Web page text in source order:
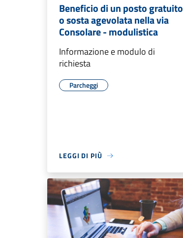
Beneficio di un posto gratuito
o sosta agevolata nella via
Consolare - modulistica
Informazione e modulo di
richiesta
Parcheggi
LEGGI DI PIÙ